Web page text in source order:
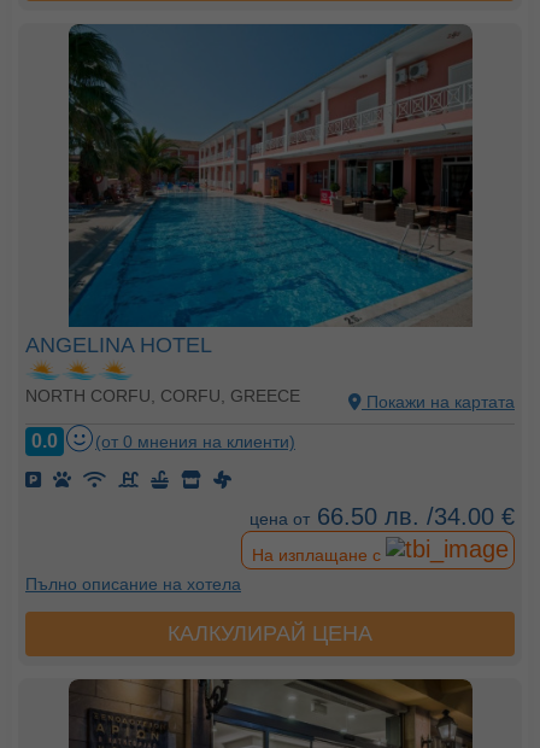
ANGELINA HOTEL
NORTH CORFU, CORFU, GREECE Покажи на картата
0.0 (от 0 мнения на клиенти)
цена от 66.50 лв. /34.00 €
На изплащане с
Пълно описание на хотела
КАЛКУЛИРАЙ ЦЕНА